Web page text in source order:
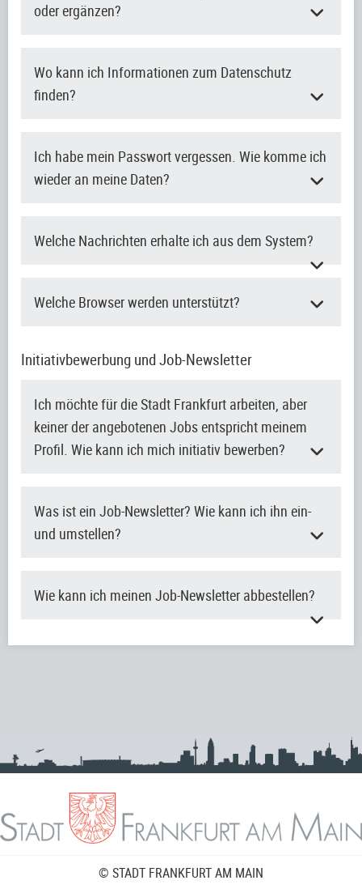
oder ergänzen?
Wo kann ich Informationen zum Datenschutz
finden?
Ich habe mein Passwort vergessen. Wie komme ich
wieder an meine Daten?
Welche Nachrichten erhalte ich aus dem System?
Welche Browser werden unterstützt?
Initiativbewerbung und Job-Newsletter
Ich möchte für die Stadt Frankfurt arbeiten, aber
keiner der angebotenen Jobs entspricht meinem
Profil. Wie kann ich mich initiativ bewerben?
Was ist ein Job-Newsletter? Wie kann ich ihn ein-
und umstellen?
Wie kann ich meinen Job-Newsletter abbestellen?
© STADT FRANKFURT AM MAIN